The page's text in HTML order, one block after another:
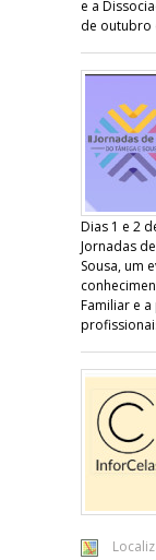
e a
de outubro
Dias 1 e 2
Jornadas
Sousa, um
Familiar e